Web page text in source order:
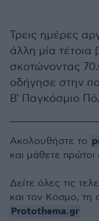
Τρεις ημέρες
άλλη μία
σκοτώνοντας
οδήγησε στην
Β' Παγκόσμιο
Ακολουθήστε το
και μάθετε πρώτοι
Δείτε όλες τις
και τον Κόσμο, τη
Protothema.gr